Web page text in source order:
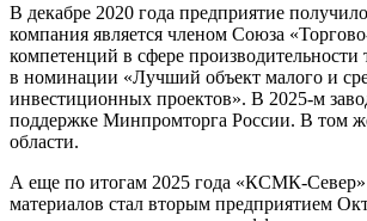
В декабре 2020 года предприятие
компания является членом Союза
компетенций в сфере
в номинации «Лучший объект малого и
инвестиционных проектов». В 2025-м
поддержке Минпромторга России. В том
области.
А еще по итогам 2025 года «КСМК-Север»
материалов стал вторым предприятием